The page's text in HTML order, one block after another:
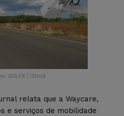
GOLFX | iStock
relata que a Waycare,
e serviços de mobilidade